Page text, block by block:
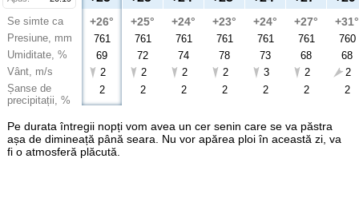
Se simte ca
Presiune, mm
Umiditate, %
Vânt, m/s
Șanse de
precipitații, %
+26°
761
69
2
2
+25°
761
72
2
2
+24°
761
74
2
2
+23°
761
78
2
2
+24°
761
73
3
2
+27°
761
68
2
2
+31°
760
68
2
2
Pe durata întregii nopți vom avea un cer senin care se va păstra
așa de dimineață până seara. Nu vor apărea ploi în această zi, va
fi o atmosferă plăcută.